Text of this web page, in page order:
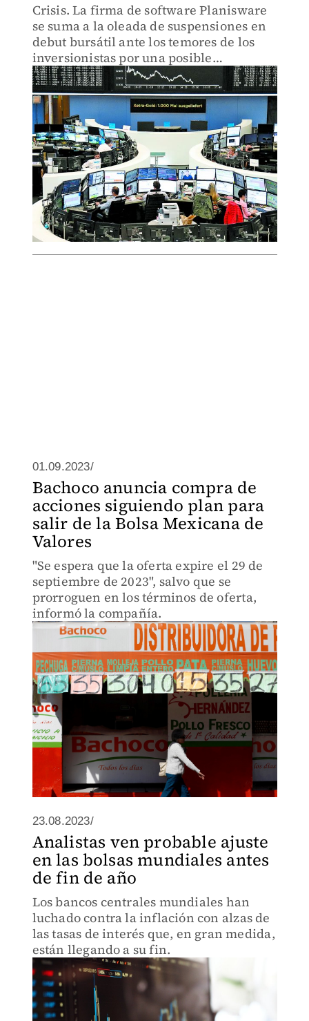
Crisis. La firma de software Planisware
se suma a la oleada de suspensiones en
debut bursátil ante los temores de los
inversionistas por una posible
estanflación
01.09.2023/
Bachoco anuncia compra de
acciones siguiendo plan para
salir de la Bolsa Mexicana de
Valores
"Se espera que la oferta expire el 29 de
septiembre de 2023", salvo que se
prorroguen en los términos de oferta,
informó la compañía.
23.08.2023/
Analistas ven probable ajuste
en las bolsas mundiales antes
de fin de año
Los bancos centrales mundiales han
luchado contra la inflación con alzas de
las tasas de interés que, en gran medida,
están llegando a su fin.